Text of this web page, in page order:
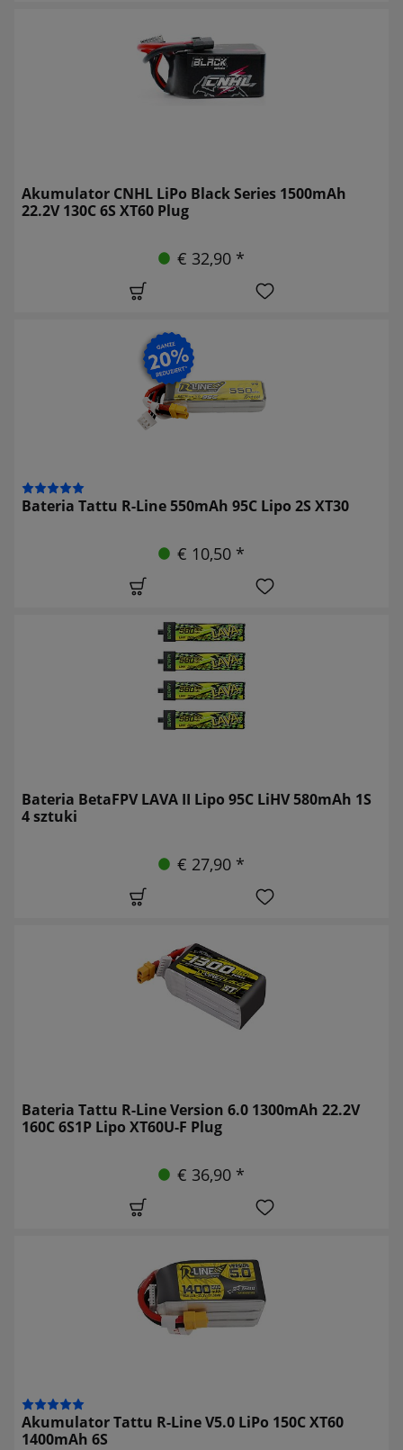
Akumulator CNHL LiPo Black Series 1500mAh
22.2V 130C 6S XT60 Plug
€ 32,90 *
Bateria Tattu R-Line 550mAh 95C Lipo 2S XT30
€ 10,50 *
Bateria BetaFPV LAVA II Lipo 95C LiHV 580mAh 1S
4 sztuki
€ 27,90 *
Bateria Tattu R-Line Version 6.0 1300mAh 22.2V
160C 6S1P Lipo XT60U-F Plug
€ 36,90 *
Akumulator Tattu R-Line V5.0 LiPo 150C XT60
1400mAh 6S